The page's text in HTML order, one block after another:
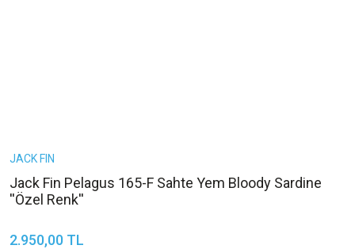
JACK FIN
Jack Fin Pelagus 165-F Sahte Yem Bloody Sardine
''Özel Renk''
2.950,00 TL